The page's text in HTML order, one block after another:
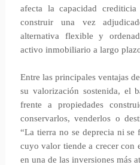
afecta la capacidad
construir una vez
alternativa flexible y
activo inmobiliario a largo
Entre las principales ventajas
su valorización sostenida, el
frente a propiedades
conservarlos, venderlos o
“La tierra no se deprecia ni se
cuyo valor tiende a crecer con
en una de las inversiones más